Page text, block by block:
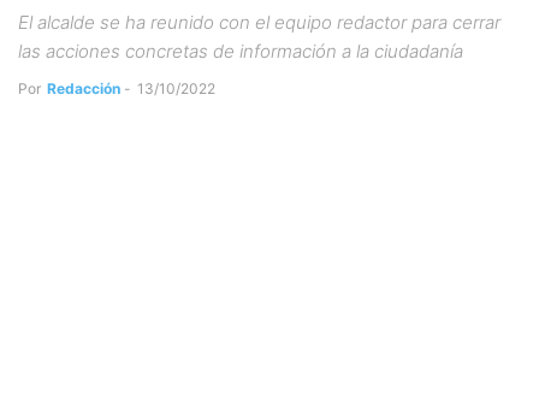
El alcalde se ha reunido con el equipo redactor para cerrar
las acciones concretas de información a la ciudadanía
Por Redacción - 13/10/2022